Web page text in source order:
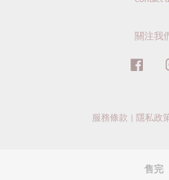
售完
關注我
服務條款 隱私政